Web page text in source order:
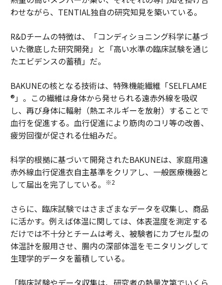
わせながら、TENTIAL独自の研究知見を築いている。
R&Dチームの特徴は、「コンディショニング科学に基づ
いた徹底した研究開発」と「高い水準の臨床試験を通じ
たエビデンスの蓄積」だ。
BAKUNEの核となる技術は、特殊機能繊維「SELFLAME
®」。この繊維は身体から発せられる遠赤外線を吸収
し、再び身体に輻射（熱エネルギーを放射）することで
血行を促進する。血行促進により筋肉のコリ等の改善、
疲労回復が促される仕組みだ。
科学的根拠に基づいて開発されたBAKUNEは、家庭用遠
赤外線血行促進衣自主基準をクリアし、一般医療機器と
して届出を完了している。
※2
さらに、臨床試験ではさまざまなデータを収集し、商品
に活かす。例えば体温に関しては、体表温度を測定する
だけでは不十分とチームは考え、被験者にカプセル型の
体温計を服用させ、腸内の深部体温をモニタリングして
生理学的データを蓄積している。
「臨床試験やデータ収集は、研究者の熱量次第でいくら